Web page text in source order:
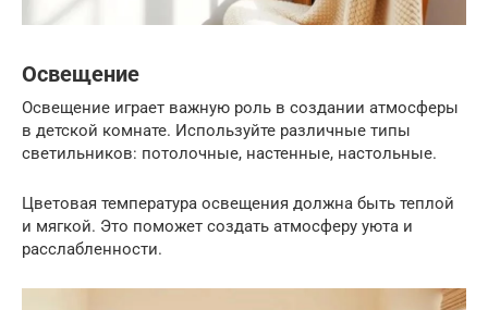
Освещение
Освещение играет важную роль в создании атмосферы
в детской комнате. Используйте различные типы
светильников: потолочные, настенные, настольные.
Цветовая температура освещения должна быть теплой
и мягкой. Это поможет создать атмосферу уюта и
расслабленности.